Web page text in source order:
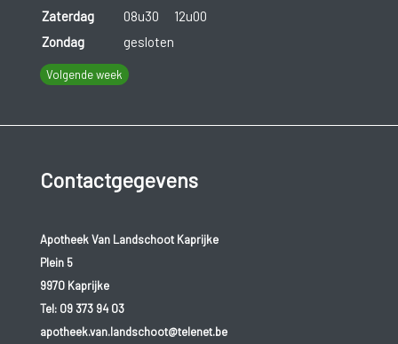
Zaterdag
08u30
12u00
Zondag
gesloten
Volgende week
Contactgegevens
Apotheek Van Landschoot Kaprijke
Plein 5
9970 Kaprijke
Tel: 09 373 94 03
apotheek.van.landschoot@telenet.be